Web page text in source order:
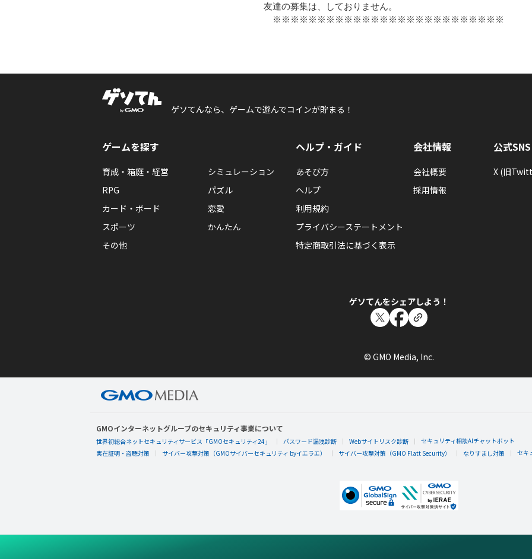
友達の募集は、しておりません。
※※※※※※※※※※※※※※※※※※※※※※※※※※
ゲソてんなら、ゲームで遊んでコインが貯まる！
ゲームを探す
育成・箱庭・経営
シミュレーション
RPG
パズル
カード・ボード
恋愛
スポーツ
かんたん
その他
ヘルプ・ガイド
あそび方
ヘルプ
利用規約
プライバシーステートメント
特定商取引法に基づく表示
会社情報
会社概要
採用情報
公式SNS
X (旧
ゲソてんをシェアしよう！
© GMO Media, Inc.
GMOインターネットグループのセキュリティ事業について
世界初総合ネットセキュリティサービス「GMOセキュリティ24」 パスワード漏洩診断 Webサイトリスク診断
セキュリティ相談AIチャットボット
実在証明・盗聴対策
サイバー攻撃対策（GMOサイバーセキュリティ byイエラエ） サイバー攻撃対策（GMO Flatt Security） なりすまし対策 セキ